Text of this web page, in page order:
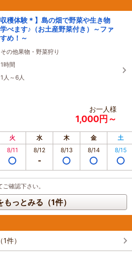
穫体験＊】島の畑で野菜や生き物
べます♪（お土産野菜付き）～ファ
め！～
その他果物・野菜狩り
1時間
1人～6人
お一人様
1,000円～
火 水 木 金
土
8/11 8/12 8/13 8/14 8/15
確認下さい。
もっとみる（1件）
（1件）